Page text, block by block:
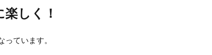
しく！
ています。